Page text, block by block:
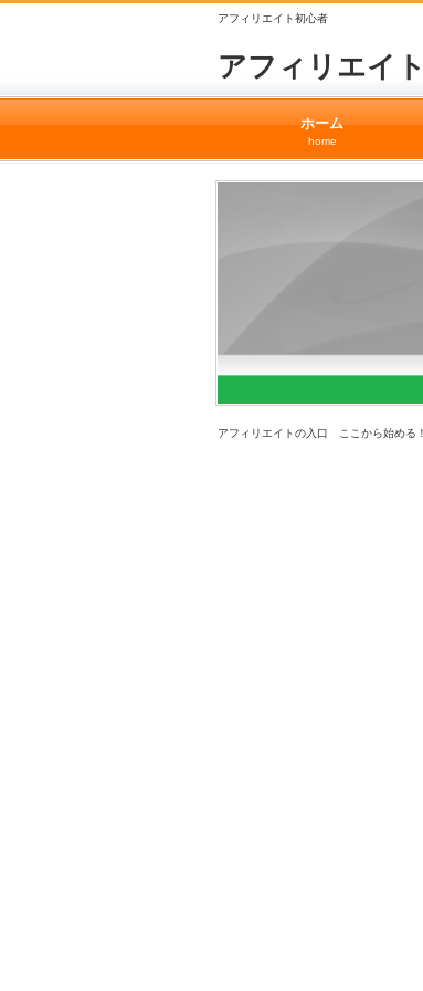
アフィリエイト初心者
アフィリエイ
ホーム
home
アフィリエイトの入口 ここから始める